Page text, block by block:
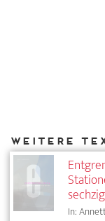
In: